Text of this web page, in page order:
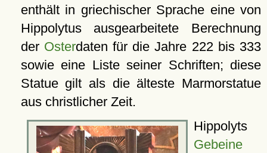
enthält in griechischer Sprache eine von
Hippolytus ausgearbeitete Berechnung
der Osterdaten für die Jahre 222 bis 333
sowie eine Liste seiner Schriften; diese
Statue gilt als die älteste Marmorstatue
aus christlicher Zeit.
Hippolyts
Gebeine